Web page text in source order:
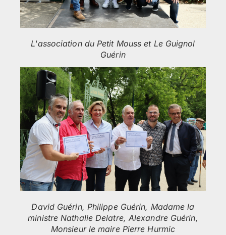
L'association du Petit Mouss et Le Guignol
Guérin
David Guérin, Philippe Guérin, Madame la
ministre Nathalie Delatre, Alexandre Guérin,
Monsieur le maire Pierre Hurmic